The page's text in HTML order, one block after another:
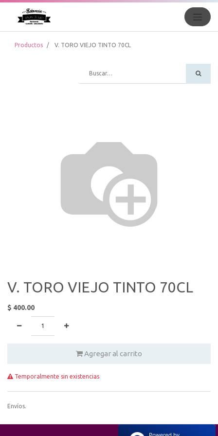
Productos V. TORO VIEJO TINTO 70CL
V. TORO VIEJO TINTO 70CL
$ 400.00
Agregar al carrito
Temporalmente sin existencias
Envíos.